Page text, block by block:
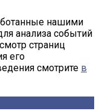
нашими
анализа событий
страниц
его
смотрите в